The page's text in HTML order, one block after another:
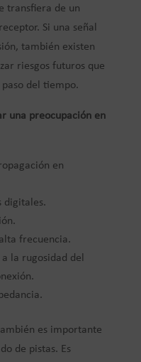
transfiera de un
Si una señal
también existen
riesgos futuros que
del tiempo.
una preocupación en
en
digitales.
frecuencia.
la rugosidad del
es importante
de pistas. Es